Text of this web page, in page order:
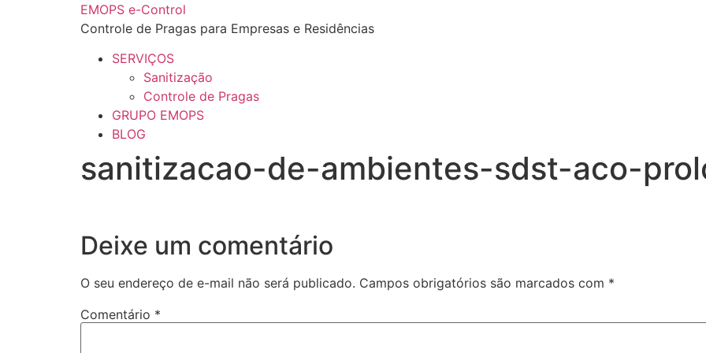
EMOPS e-Control
Controle de Pragas para Empresas e Residências
SERVIÇOS
Sanitização
Controle de Pragas
GRUPO EMOPS
BLOG
sanitizacao-de-ambientes-sdst-aco-
Deixe um comentário
O seu endereço de e-mail não será publicado. Campos obrigatórios são marcados com *
Comentário *